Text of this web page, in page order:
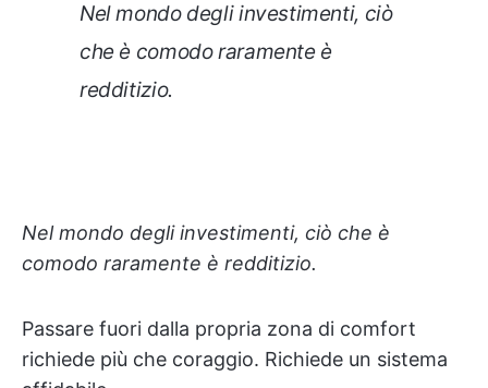
Nel mondo degli investimenti, ciò
che è comodo raramente è
redditizio.
Nel mondo degli investimenti, ciò che è
comodo raramente è redditizio.
Passare fuori dalla propria zona di comfort
richiede più che coraggio. Richiede un sistema